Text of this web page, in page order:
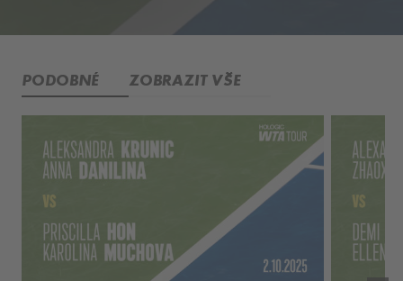
PODOBNÉ ZOBRAZIT VŠE